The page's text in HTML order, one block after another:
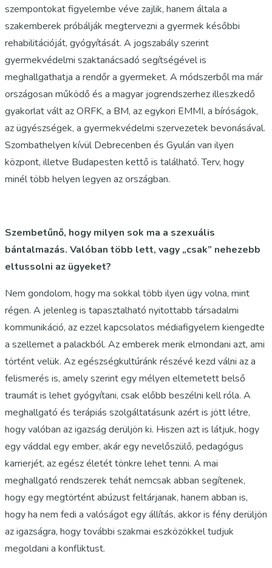
szempontokat figyelembe véve zajlik, hanem általa a
szakemberek próbálják megtervezni a gyermek későbbi
rehabilitációját, gyógyítását. A jogszabály szerint
gyermekvédelmi szaktanácsadó segítségével is
meghallgathatja a rendőr a gyermeket. A módszerből ma már
országosan működő és a magyar jogrendszerhez illeszkedő
gyakorlat vált az ORFK, a BM, az egykori EMMI, a bíróságok,
az ügyészségek, a gyermekvédelmi szervezetek bevonásával.
Szombathelyen kívül Debrecenben és Gyulán van ilyen
központ, illetve Budapesten kettő is található. Terv, hogy
minél több helyen legyen az országban.
Szembetűnő, hogy milyen sok ma a szexuális
bántalmazás. Valóban több lett, vagy „csak” nehezebb
eltussolni az ügyeket?
Nem gondolom, hogy ma sokkal több ilyen ügy volna, mint
régen. A jelenleg is tapasztalható nyitottabb társadalmi
kommunikáció, az ezzel kapcsolatos médiafigyelem kiengedte
a szellemet a palackból. Az emberek merik elmondani azt, ami
történt velük. Az egészségkultúránk részévé kezd válni az a
felismerés is, amely szerint egy mélyen eltemetett belső
traumát is lehet gyógyítani, csak előbb beszélni kell róla. A
meghallgató és terápiás szolgáltatásunk azért is jött létre,
hogy valóban az igazság derüljön ki. Hiszen azt is látjuk, hogy
egy váddal egy ember, akár egy nevelőszülő, pedagógus
karrierjét, az egész életét tönkre lehet tenni. A mai
meghallgató rendszerek tehát nemcsak abban segítenek,
hogy egy megtörtént abúzust feltárjanak, hanem abban is,
hogy ha nem fedi a valóságot egy állítás, akkor is fény derüljön
az igazságra, hogy további szakmai eszközökkel tudjuk
megoldani a konfliktust.